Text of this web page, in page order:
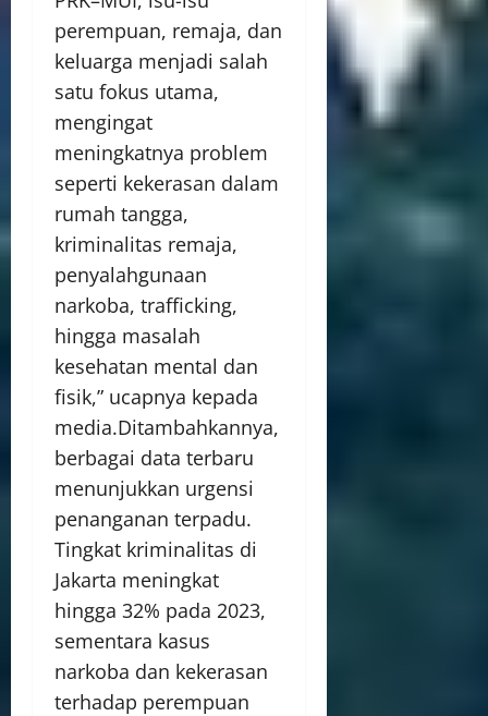
perempuan, remaja, dan
keluarga menjadi salah
satu fokus utama,
mengingat
meningkatnya problem
seperti kekerasan dalam
rumah tangga,
kriminalitas remaja,
penyalahgunaan
narkoba, trafficking,
hingga masalah
kesehatan mental dan
fisik,” ucapnya kepada
media.Ditambahkannya,
berbagai data terbaru
menunjukkan urgensi
penanganan terpadu.
Tingkat kriminalitas di
Jakarta meningkat
hingga 32% pada 2023,
sementara kasus
narkoba dan kekerasan
terhadap perempuan